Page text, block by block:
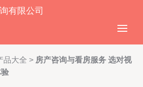
有限公司
品大全 > 房产咨询与看房服务 选对视